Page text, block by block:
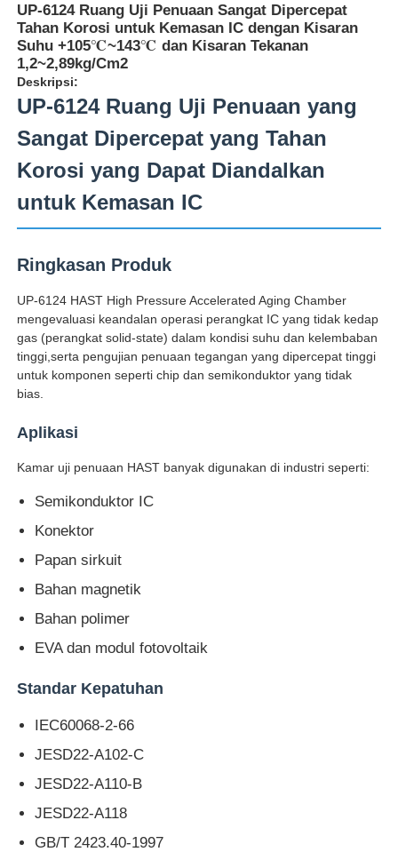
Rumah
Tentang kita
Wisata pabrik
Kontrol kualitas
Hubungi kami
Quote request suatu
Peralatan Pengujian Lab
Ruang Uji Lingkungan
UP-6124 Ruang Uji Penuaan Sangat Dipercepat
Tahan Korosi untuk Kemasan IC dengan Kisaran
Suhu +105℃~143℃ dan Kisaran Tekanan
1,2~2,89kg/Cm2
Deskripsi:
UP-6124 Ruang Uji Penuaan yang
Sangat Dipercepat yang Tahan
Korosi yang Dapat Diandalkan
untuk Kemasan IC
Ringkasan Produk
UP-6124 HAST High Pressure Accelerated Aging Chamber
mengevaluasi keandalan operasi perangkat IC yang tidak kedap
gas (perangkat solid-state) dalam kondisi suhu dan kelembaban
tinggi,serta pengujian penuaan tegangan yang dipercepat tinggi
untuk komponen seperti chip dan semikonduktor yang tidak
bias.
Aplikasi
Kamar uji penuaan HAST banyak digunakan di industri seperti:
Semikonduktor IC
Konektor
Papan sirkuit
Bahan magnetik
Bahan polimer
EVA dan modul fotovoltaik
Standar Kepatuhan
IEC60068-2-66
JESD22-A102-C
JESD22-A110-B
JESD22-A118
GB/T 2423.40-1997